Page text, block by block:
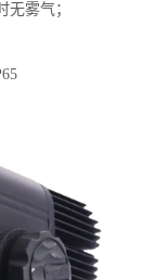
雾气；